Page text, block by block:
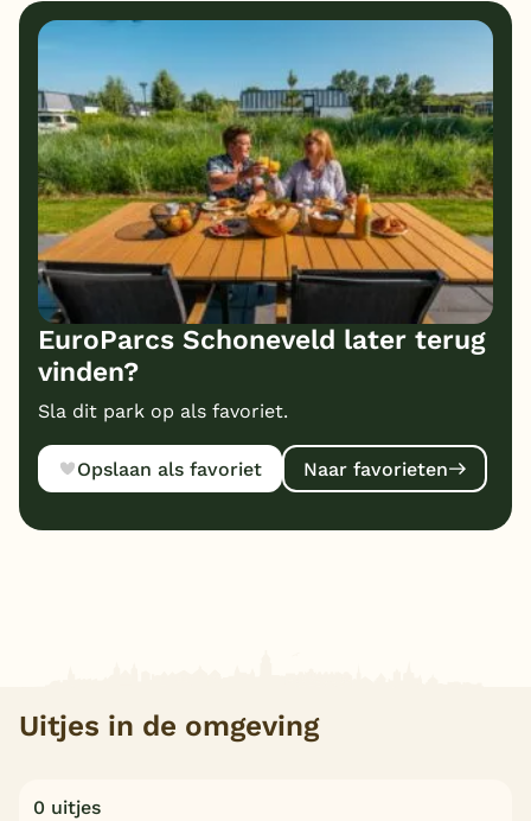
10
9 Prijs/kwaliteit
EuroParcs Schoneveld later terug
vinden?
Sla dit park op als favoriet.
Opslaan als favoriet Naar favorieten
Uitjes in de omgeving
0 uitjes